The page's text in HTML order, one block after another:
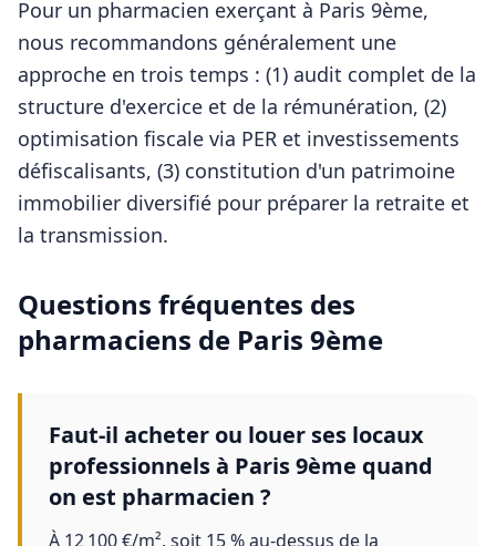
Pour un pharmacien exerçant à Paris 9ème,
nous recommandons généralement une
approche en trois temps : (1) audit complet de la
structure d'exercice et de la rémunération, (2)
optimisation fiscale via PER et investissements
défiscalisants, (3) constitution d'un patrimoine
immobilier diversifié pour préparer la retraite et
la transmission.
Questions fréquentes des
pharmaciens de Paris 9ème
Faut-il acheter ou louer ses locaux
professionnels à Paris 9ème quand
on est pharmacien ?
À 12 100 €/m², soit 15 % au-dessus de la